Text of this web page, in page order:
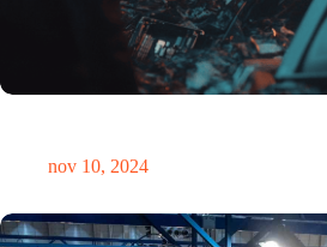
nov 10, 2024